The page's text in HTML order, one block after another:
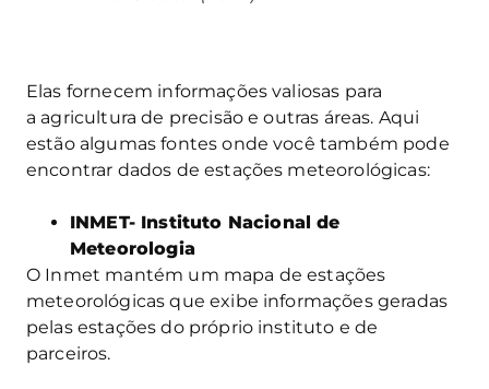
Elas fornecem informações valiosas para
a agricultura de precisão e outras áreas. Aqui
estão algumas fontes onde você também pode
encontrar dados de estações meteorológicas:
INMET- Instituto Nacional de
Meteorologia
O Inmet mantém um mapa de estações
meteorológicas que exibe informações geradas
pelas estações do próprio instituto e de
parceiros.